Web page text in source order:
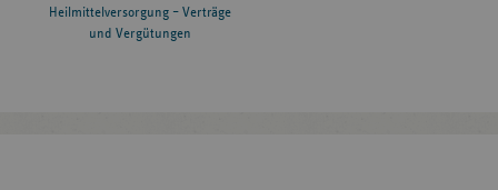
Heilmittelversorgung – Verträge
und Vergütungen